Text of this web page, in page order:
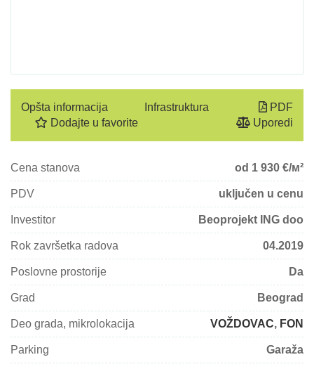
Opšta informacija Infrastruktura
PDF
Dodajte u favorite
Uporedi
Cena stanova od 1 930 €/м²
PDV uključen u cenu
Investitor Beoprojekt ING doo
Rok završetka radova 04.2019
Poslovne prostorije Da
Grad Beograd
Deo grada, mikrolokacija VOŽDOVAC, FON
Parking Garaža